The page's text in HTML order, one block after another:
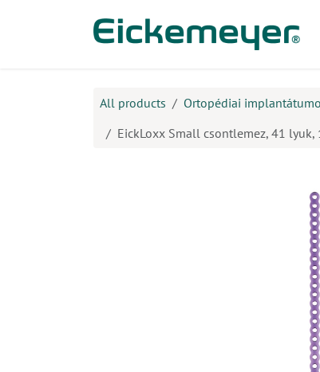
All products Ortopédiai
EickLoxx Small csontlemez, 41